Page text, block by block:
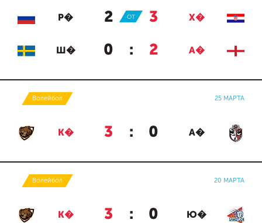
Р� 2 : 3 Х�
ОТ
Ш� 0 : 2 А�
Волейбол 25 МАРТА
К� 3 : 0 А�
Волейбол 20 МАРТА
К� 3 : 0 Ю�